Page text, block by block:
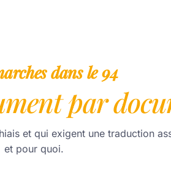
dans le 94
par
et qui exigent une traduction
et pour quoi.